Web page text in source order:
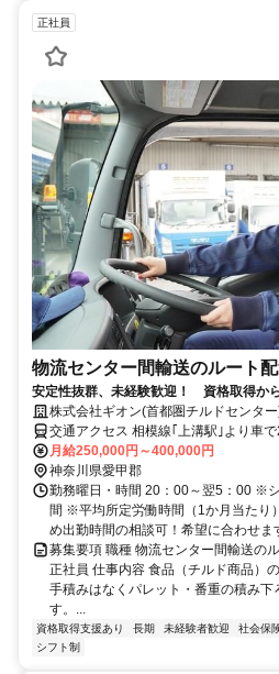
正社員
物流センター間輸送のルート
安定性抜群、未経験歓迎！ 資格取得か
イバーワーク！ 70歳まで活躍可能♪
株式会社ギオン(首都圏チルドセンタ
交通アクセス 相模線｢上溝駅｣より車
月給250,000円～400,000円
神奈川県愛甲郡
勤務曜日・時間 20：00～翌5：00 ※
間 ※平均所定労働時間（1か月当たり
め出勤時間の相談可！希望に合わせま
募集要項 職種 物流センター間輸送の
正社員 仕事内容 食品（チルド商品）
手積みはなくパレット・番重の積み
す。...
資格取得支援あり 長期 未経験者歓迎 社会保
シフト制